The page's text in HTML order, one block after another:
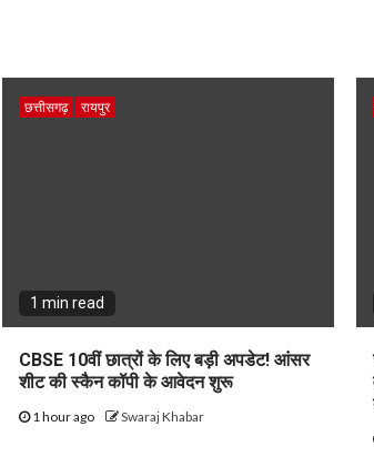
छत्तीसगढ़ रायपुर
1 min read
CBSE 10वीं छात्रों के लिए बड़ी अपडेट! आंसर
शीट की स्कैन कॉपी के आवेदन शुरू
1 hour ago Swaraj Khabar